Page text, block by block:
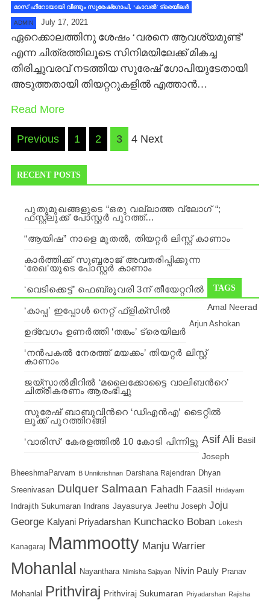
മാസ് ഹീറോയായി വീണ്ടും സുരേഷ്ഗോപി, ‘കാവല്‍’ ട്രെയിലര്‍
ADMIN July 17, 2021
ഏറെക്കാലത്തിനു ശേഷം ‘വരനെ ആവശ്യമുണ്ട്’
എന്ന ചിത്രത്തിലൂടെ സിനിമയിലേക്ക് മികച്ച
തിരിച്ചുവരവ് നടത്തിയ സുരേഷ് ഗോപിയുടേതായി
അടുത്തതായി തിയറ്ററുകളില്‍ എത്താന്‍…
Read More
Posts
navigation
Previous 1 2 3 4 Next
RECENT POSTS
പുതുമുഖങ്ങളുടെ “ഒരു വല്ലാത്ത വ്ലോഗ് “;
ഫസ്റ്റ്ലുക്ക് പോസ്റ്റർ പുറത്ത്…
“ആയിഷ” നാളെ മുതല്‍, തിയറ്റര്‍ ലിസ്റ്റ് കാണാം
കാർത്തിക്ക് സുബ്ബരാജ് അവതരിപ്പിക്കുന്ന
‘രേഖ’യുടെ പോസ്റ്റർ കാണാം
‘വെടിക്കെട്ട്’ ഫെബ്രുവരി 3ന് തീയേറ്ററില്‍
‘കാപ്പ’ ഇപ്പോള്‍ നെറ്റ് ഫ്ളിക്സില്‍
ഉദ്വേഗം ഉണര്‍ത്തി ‘തങ്കം’ ട്രെയിലര്‍
‘നന്‍പകല്‍ നേരത്ത് മയക്കം’ തിയറ്റര്‍ ലിസ്റ്റ്
കാണാം
ജയ്‍സാല്‍മീറില്‍ ‘മലൈക്കോട്ടൈ വാലിബന്‍റെ’
ചിത്രീകരണം ആരംഭിച്ചു
സുരേഷ് ബാബുവിന്‍റെ ‘ഡിഎന്‍എ’ ടൈറ്റില്‍
ലുക്ക് പുറത്തിറങ്ങി
‘വാരിസ്’ കേരളത്തില്‍ 10 കോടി പിന്നിട്ടു
TAGS
Amal Neerad
Arjun Ashokan
Asif Ali Basil
Joseph
BheeshmaParvam B Unnikrishnan Darshana Rajendran
Dhyan
Sreenivasan Dulquer Salmaan Fahadh Faasil Hridayam
Indrajith Sukumaran Indrans Jayasurya Jeethu Joseph Joju
George Kalyani Priyadarshan Kunchacko Boban Lokesh
Kanagaraj Mammootty Manju Warrier
Mohanlal Nayanthara Nimisha Sajayan Nivin Pauly Pranav
Mohanlal Prithviraj Prithviraj Sukumaran Priyadarshan Rajisha